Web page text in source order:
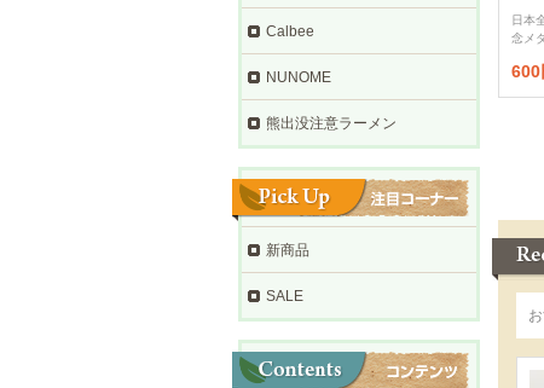
日本
念メ
600
Calbee
NUNOME
熊出没注意ラーメン
新商品
SALE